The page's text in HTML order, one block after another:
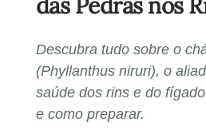
Descubra tudo sobre o
(Phyllanthus niruri), o
saúde dos rins e do
e como preparar.